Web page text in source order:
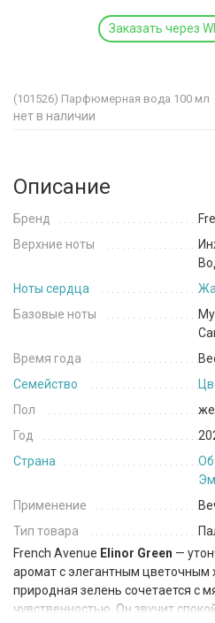
Заказать через
(101526) Парфюмерная вода 100 мл
нет в наличии
Описание
Бренд
Верхние ноты
Ноты сердца
Базовые ноты
Время года
Семейство
Пол
Год
Страна
Применение
Тип товара
French Avenue Elinor Green —
аромат с элегантным цветочным
природная зелень сочетается с
чувственностью. Он звучит